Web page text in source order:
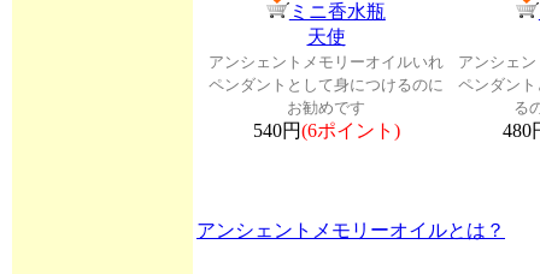
ミニ香水瓶
天使
アンシェントメモリーオイルいれ
ペンダントとして身につけるのに
お勧めです
540円(6ポイント)
アンシェ
ペンダン
る
480
アンシェントメモリーオイルとは？